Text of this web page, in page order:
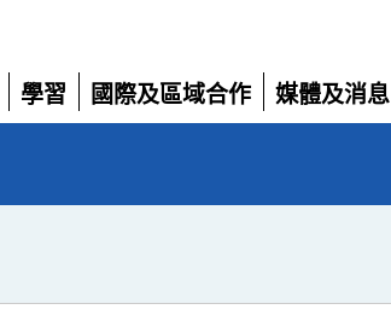
學習
展
國際及區域合作
展
媒體及消息
展